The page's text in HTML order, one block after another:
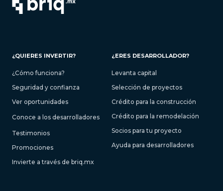
¿QUIERES INVERTIR?
¿Cómo funciona?
Seguridad y confianza
Ver oportunidades
Conoce a los desarrolladores
Testimonios
Promociones
Invierte a través de briq.mx
¿ERES DESARROLLADOR?
Levanta capital
Selección de proyectos
Crédito para la construcción
Crédito para la remodelación
Socios para tu proyecto
Ayuda para desarrolladores